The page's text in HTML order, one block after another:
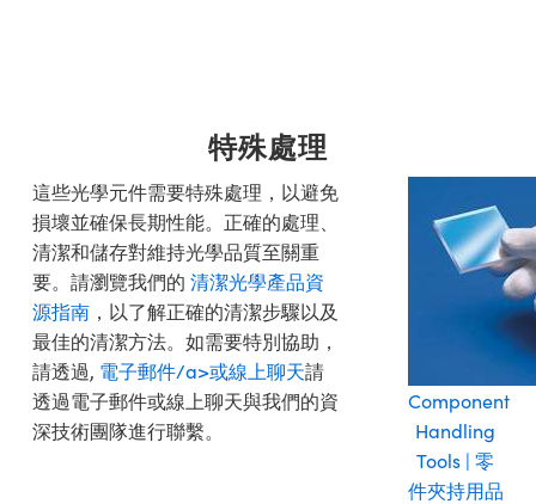
特殊處理
這些光學元件需要特殊處理，以避免
損壞並確保長期性能。正確的處理、
清潔和儲存對維持光學品質至關重
要。請瀏覽我們的 清潔光學產品資
源指南 ，以了解正確的清潔步驟以及
最佳的清潔方法。如需要特別協助，
請透過, 電子郵件/a>或線上聊天請
透過電子郵件或線上聊天與我們的資
深技術團隊進行聯繫。
Component
Handling
Tools | 零
件夾持用品